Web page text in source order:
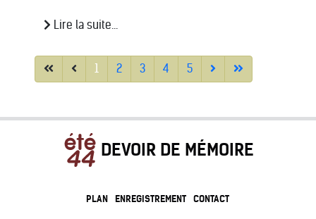
Lire la suite...
1 2 3 4 5
DEVOIR DE MÉMOIRE
PLAN ENREGISTREMENT CONTACT